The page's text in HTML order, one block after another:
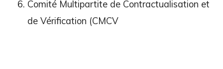
Comité Multipartite de Contractualisation et
de Vérification (CMCV